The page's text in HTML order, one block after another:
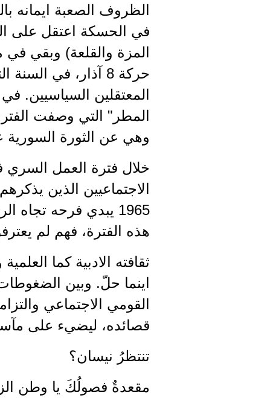
الظروف الصعبة ايمانه
في الحسكة اعتقل على
المزة والقلعة) وبقي
حركة 8 آذار، في
المعتقلين السياسيين.
المطر" التي وصفت
وهي عن الثورة السورية عام
خلال فترة العمل
1965 يبدي فرحه
هذه الفترة، فهم لم
ثقافته الادبية كما
اينما حلّ. وبين
القومي الاجتماعي
قصائده، ليضيء على
تنتظرُ نيسان؟
مقعدةٌ فصولُكَ يا وطن